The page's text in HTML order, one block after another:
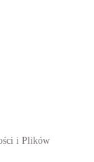
i Plików